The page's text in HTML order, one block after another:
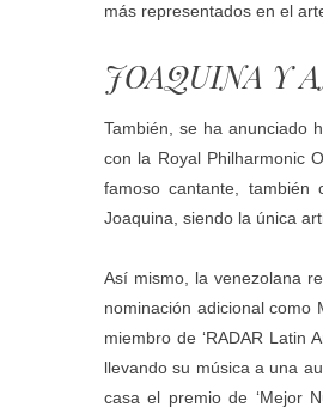
más representados en el
JOAQUINA Y
También, se ha anunciado
con la Royal Philharmonic
famoso cantante,
Joaquina, siendo la única
Así mismo, la venezolana
nominación adicional como
miembro de ‘RADAR Latin
llevando su música a una
casa el premio de ‘Mejor